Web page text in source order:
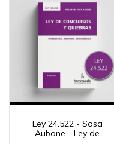
Ley 24.522 - Sosa
Aubone - Ley de